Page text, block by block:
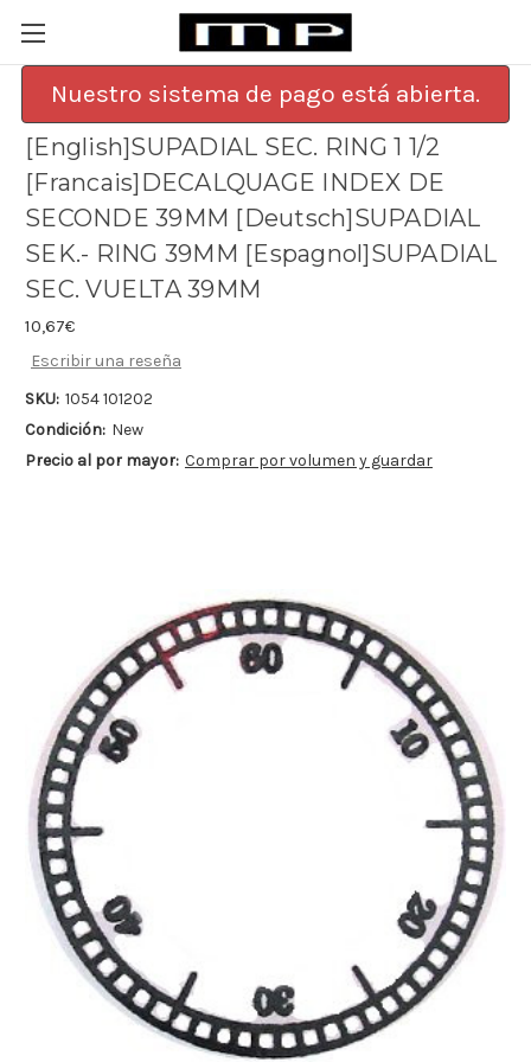
Nuestro sistema de pago está abierta.
[English]SUPADIAL SEC. RING 1 1/2
[Francais]DECALQUAGE INDEX DE
SECONDE 39MM [Deutsch]SUPADIAL
SEK.- RING 39MM [Espagnol]SUPADIAL
SEC. VUELTA 39MM
10,67€
Escribir una reseña
SKU: 1054 101202
Condición: New
Precio al por mayor: Comprar por volumen y guardar